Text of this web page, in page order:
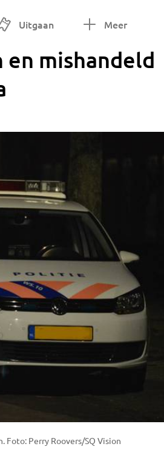
Uitgaan Meer
mishandeld
Foto: Perry Roovers/SQ Vision